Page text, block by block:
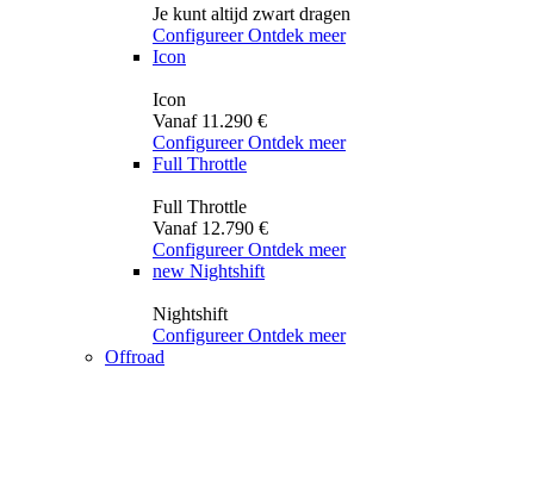
Je kunt altijd zwart dragen
Configureer Ontdek meer
Icon
Icon
Vanaf 11.290 €
Configureer Ontdek meer
Full Throttle
Full Throttle
Vanaf 12.790 €
Configureer Ontdek meer
new Nightshift
Nightshift
Configureer Ontdek meer
Offroad